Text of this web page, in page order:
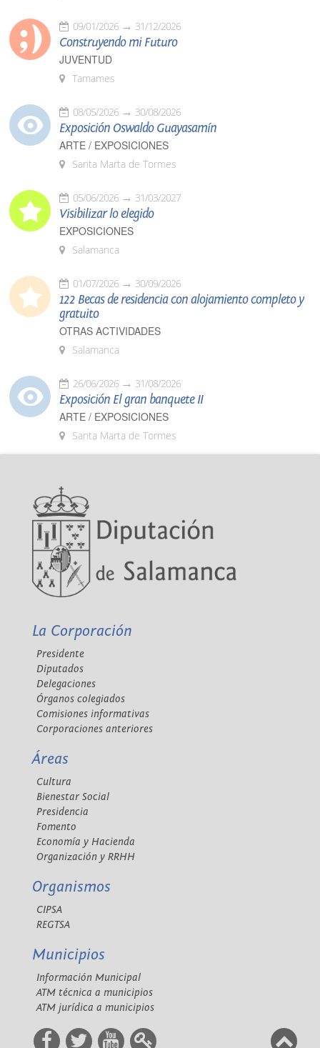
09/01/2026 31/12/2026
Construyendo mi Futuro
JUVENTUD
Tamames
08/05/2026 30/08/2026
Exposición Oswaldo Guayasamín
ARTE / EXPOSICIONES
Santa Marta de Tormes
05/06/2026 31/03/2027
Visibilizar lo elegido
EXPOSICIONES
Salamanca
01/07/2026 30/09/2026
122 Becas de residencia con alojamiento completo y
gratuito
OTRAS ACTIVIDADES
Salamanca
26/06/2026 31/08/2026
Exposición El gran banquete II
ARTE / EXPOSICIONES
Santa Marta de Tormes
La Corporación
Presidente
Diputados
Delegaciones
Órganos colegiados
Comisiones informativas
Corporaciones anteriores
Áreas
Cultura
Bienestar Social
Presidencia
Fomento
Economía y Hacienda
Organización y RRHH
Organismos
CIPSA
REGTSA
Municipios
Información Municipal
ATM técnica a municipios
ATM jurídica a municipios